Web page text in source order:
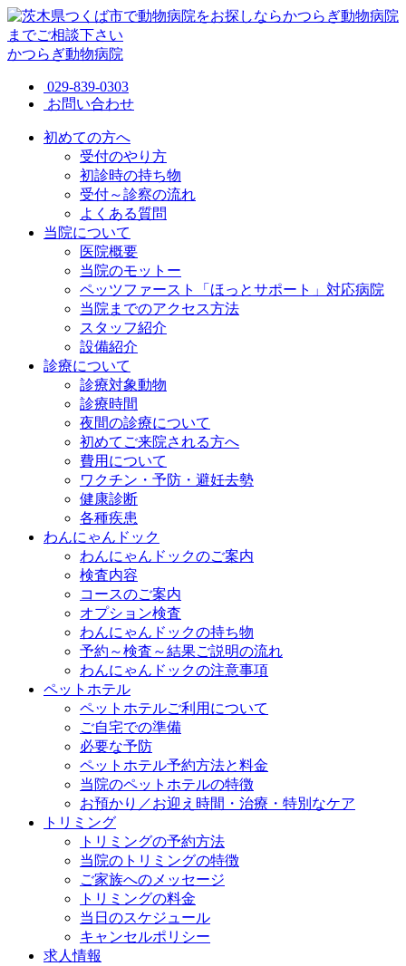
かつらぎ動物病院
029-839-0303
お問い合わせ
初めての方へ
受付のやり方
初診時の持ち物
受付～診察の流れ
よくある質問
当院について
医院概要
当院のモットー
ペッツファースト「ほっとサポート」対応病院
当院までのアクセス方法
スタッフ紹介
設備紹介
診療について
診療対象動物
診療時間
夜間の診療について
初めてご来院される方へ
費用について
ワクチン・予防・避妊去勢
健康診断
各種疾患
わんにゃんドック
わんにゃんドックのご案内
検査内容
コースのご案内
オプション検査
わんにゃんドックの持ち物
予約～検査～結果ご説明の流れ
わんにゃんドックの注意事項
ペットホテル
ペットホテルご利用について
ご自宅での準備
必要な予防
ペットホテル予約方法と料金
当院のペットホテルの特徴
お預かり／お迎え時間・治療・特別なケア
トリミング
トリミングの予約方法
当院のトリミングの特徴
ご家族へのメッセージ
トリミングの料金
当日のスケジュール
キャンセルポリシー
求人情報